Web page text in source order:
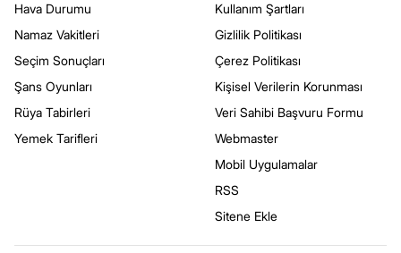
Hava Durumu
Namaz Vakitleri
Seçim Sonuçları
Şans Oyunları
Rüya Tabirleri
Yemek Tarifleri
Kullanım Şartları
Gizlilik Politikası
Çerez Politikası
Kişisel Verilerin Korunması
Veri Sahibi Başvuru Formu
Webmaster
Mobil Uygulamalar
RSS
Sitene Ekle